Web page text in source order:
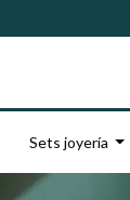
Sets joyería